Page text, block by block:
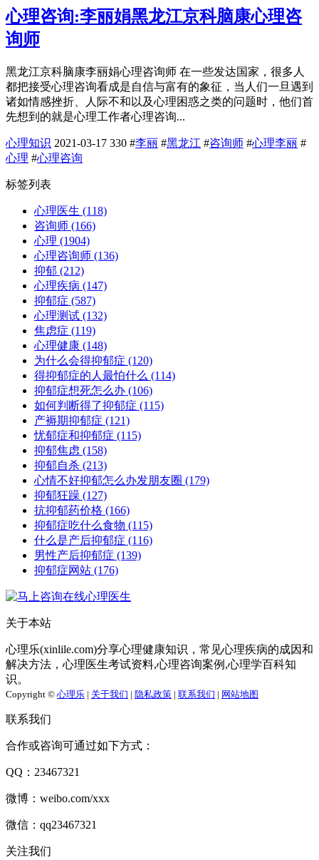
心理咨询:李丽娟黑龙江京科脑康心理咨
询师
黑龙江京科脑康李丽娟心理咨询师 在一些发达国家，很多人
都把接受心理咨询看成是自信与富有的象征，当人们一旦遇到
诸如情感挫折、人际不和以及心理困惑之类的问题时，他们首
先想到的就是心理工作者心理咨询...
心理知识 2021-03-17 330 #李丽 #黑龙江 #咨询师 #心理李丽 #
心理 #心理咨询
标签列表
心理医生 (118)
咨询师 (166)
心理 (1904)
心理咨询师 (136)
抑郁 (212)
心理疾病 (147)
抑郁症 (587)
心理测试 (132)
焦虑症 (119)
心理健康 (148)
为什么会得抑郁症 (120)
得抑郁症的人最怕什么 (114)
抑郁症想死怎么办 (106)
如何判断得了抑郁症 (115)
产褥期抑郁症 (121)
忧郁症和抑郁症 (115)
抑郁焦虑 (158)
抑郁自杀 (213)
心情不好抑郁怎么办发朋友圈 (179)
抑郁狂躁 (127)
抗抑郁药价格 (166)
抑郁症吃什么食物 (115)
什么是产后抑郁症 (116)
男性产后抑郁症 (139)
抑郁症网站 (176)
关于本站
心理乐(xinlile.com)分享心理健康知识，常见心理疾病的成因和
解决方法，心理医生考试资料,心理咨询案例,心理学百科知
识。
Copyright © 心理乐 | 关于我们 | 隐私政策 | 联系我们 | 网站地图
联系我们
合作或咨询可通过如下方式：
QQ：23467321
微博：weibo.com/xxx
微信：qq23467321
关注我们